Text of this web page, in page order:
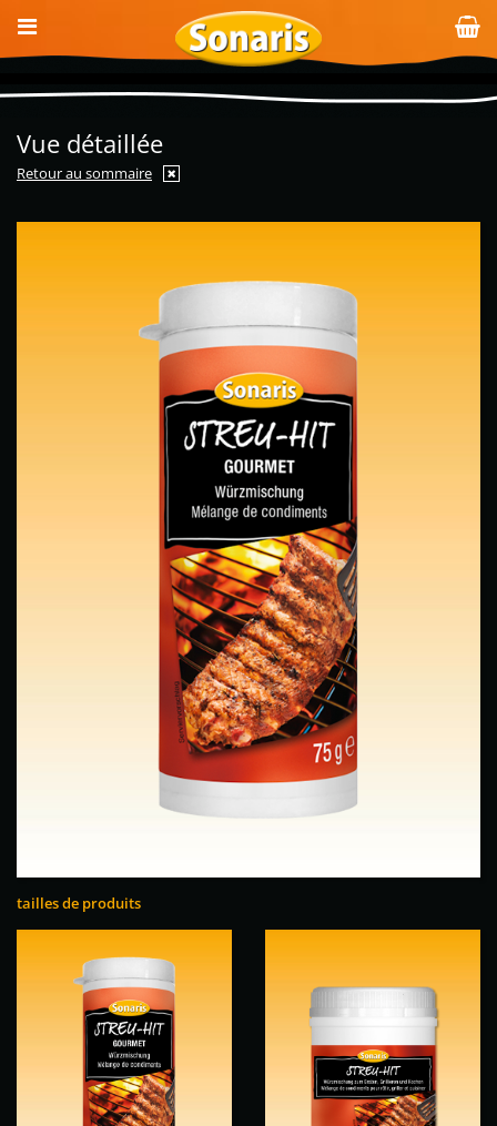
Vue détaillée
Retour au sommaire
tailles de produits